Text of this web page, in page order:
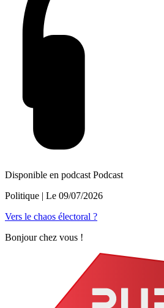
Disponible en podcast Podcast
Politique | Le 09/07/2026
Vers le chaos électoral ?
Bonjour chez vous !